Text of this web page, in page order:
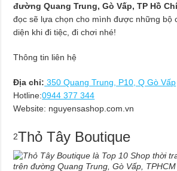
đường Quang Trung, Gò Vấp, TP Hồ
đọc sẽ lựa chọn cho mình được những bộ
diện khi đi tiệc, đi chơi nhé!
Thông tin liên hệ
Địa chỉ: 350 Quang Trung, P10, Q Gò Vấp
Hotline:0944 377 344
Website: nguyensashop.com.vn
2Thỏ Tây Boutique